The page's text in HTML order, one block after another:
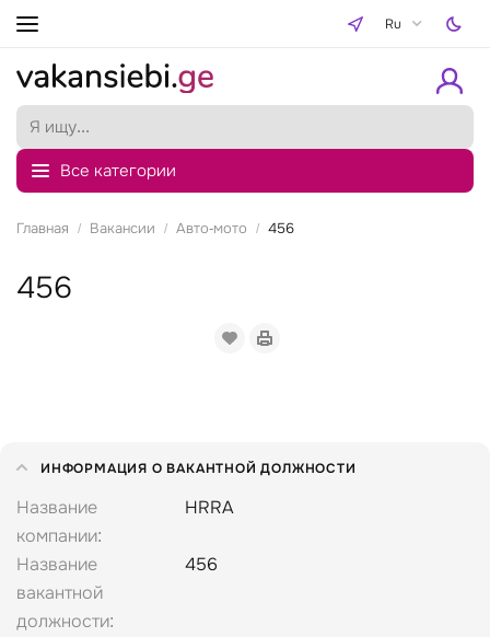
Ru
Все категории
Главная Вакансии Авто-мото 456
456
ИНФОРМАЦИЯ О ВАКАНТНОЙ ДОЛЖНОСТИ
Название
компании
HRRA
Название
вакантной
должности
456